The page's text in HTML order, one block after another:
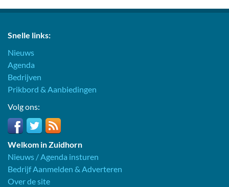
Snelle links:
Nieuws
Agenda
Bedrijven
Prikbord & Aanbiedingen
Volg ons:
Welkom in Zuidhorn
Nieuws / Agenda insturen
Bedrijf Aanmelden & Adverteren
Over de site